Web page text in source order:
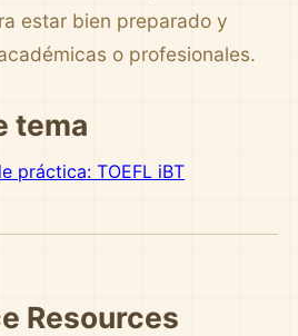
estar bien preparado y
o profesionales.
tema
práctica: TOEFL iBT
Resources